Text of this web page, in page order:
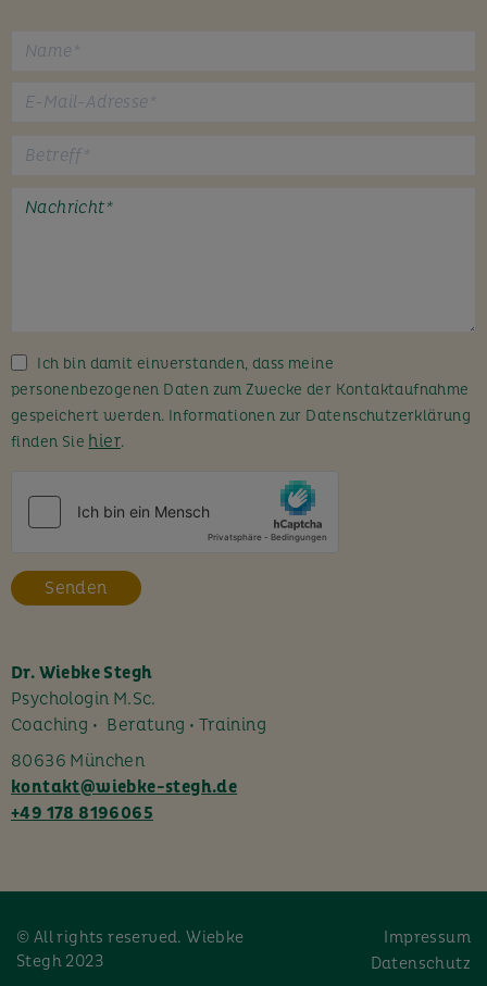
e
d
i
e
e
l
e
e
r
.
Ich bin damit einverstanden, dass meine
personenbezogenen Daten zum Zwecke der Kontaktaufnahme
gespeichert werden. Informationen zur Datenschutzerklärung
finden Sie hier.
Dr. Wiebke Stegh
Psychologin M.Sc.
Coaching • Beratung • Training
80636 München
kontakt@wiebke-stegh.de
+49 178 8196065
Impressum
Datenschutz
© All rights reserved. Wiebke
Stegh 2023